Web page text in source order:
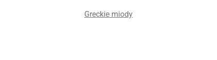
Greckie miody